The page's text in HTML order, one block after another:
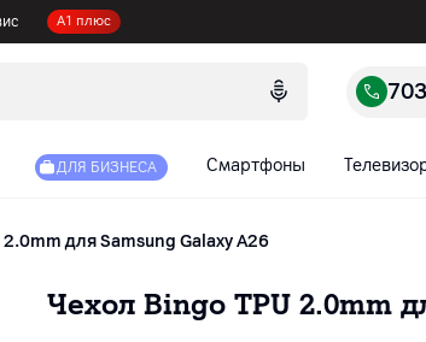
А1 плюс
ДЛЯ БИЗНЕСА Смартфоны
для Samsung Galaxy A26
Чехол Bingo TPU 2.0mm